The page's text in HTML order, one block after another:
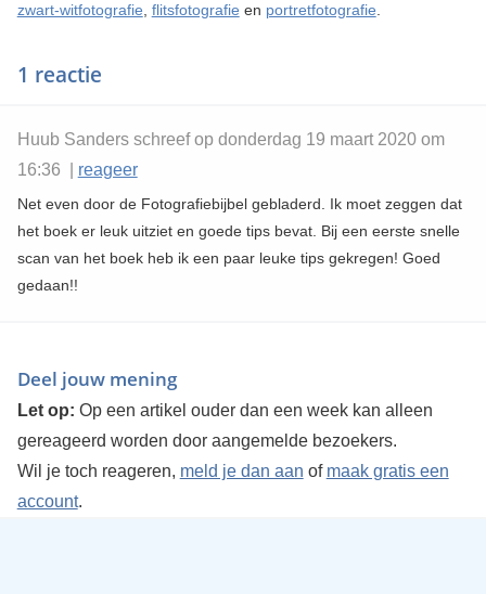
zwart-witfotografie flitsfotografie en portretfotografie
1 reactie
Huub Sanders schreef op donderdag 19 maart 2020 om
16:36 | reageer
Net even door de Fotografiebijbel gebladerd. Ik moet zeggen dat
het boek er leuk uitziet en goede tips bevat. Bij een eerste snelle
scan van het boek heb ik een paar leuke tips gekregen! Goed
gedaan!!
Deel jouw mening
Let op: Op een artikel ouder dan een week kan alleen
gereageerd worden door aangemelde bezoekers.
Wil je toch reageren, meld je dan aan of maak gratis een
account.